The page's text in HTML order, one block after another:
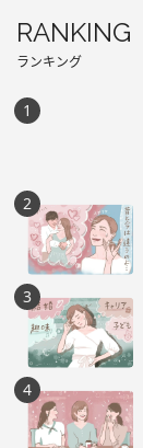
RANKING
ランキング